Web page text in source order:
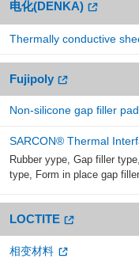
电化(DENKA)
Thermally conductive
Fujipoly
Non-silicone gap filler
SARCON® Thermal
Rubber yype, Gap filler
type, Form in place gap
LOCTITE
相变材料